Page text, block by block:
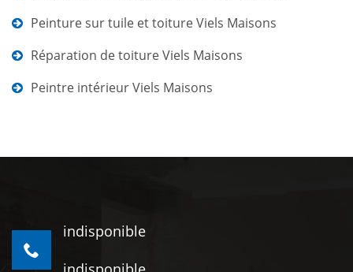
Peinture sur tuile et toiture Viels Maisons
Réparation de toiture Viels Maisons
Peintre intérieur Viels Maisons
indisponible